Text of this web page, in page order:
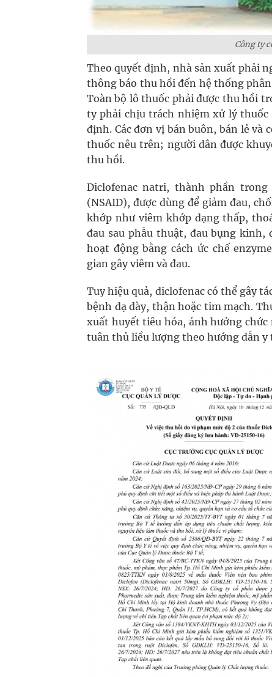
Công ty
Theo quyết định, nhà sản xuất phải
thông báo thu hồi đến hệ thống
Toàn bộ lô thuốc phải được thu hồi
ty phải chịu trách nhiệm xử lý
định. Các đơn vị bán buôn, bán lẻ và
thuốc nêu trên; người dân được
thu hồi.
Diclofenac natri, thành phần
(NSAID), được dùng để giảm đau,
khớp như viêm khớp dạng thấp,
đau sau phẫu thuật, đau bụng kinh,
hoạt động bằng cách ức chế
gian gây viêm và đau.
Tuy hiệu quả, diclofenac có thể gây
bệnh dạ dày, thận hoặc tim mạch.
xuất huyết tiêu hóa, ảnh hưởng
tuân thủ liều lượng theo hướng dẫn